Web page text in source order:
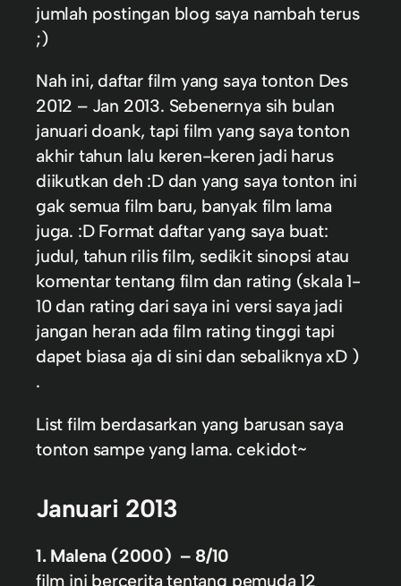
jumlah postingan blog saya nambah terus
;)
Nah ini, daftar film yang saya tonton Des
2012 – Jan 2013. Sebenernya sih bulan
januari doank, tapi film yang saya tonton
akhir tahun lalu keren-keren jadi harus
diikutkan deh :D dan yang saya tonton ini
gak semua film baru, banyak film lama
juga. :D Format daftar yang saya buat:
judul, tahun rilis film, sedikit sinopsi atau
komentar tentang film dan rating (skala 1-
10 dan rating dari saya ini versi saya jadi
jangan heran ada film rating tinggi tapi
dapet biasa aja di sini dan sebaliknya xD )
.
List film berdasarkan yang barusan saya
tonton sampe yang lama. cekidot~
Januari 2013
1. Malena (2000) – 8/10
film ini bercerita tentang pemuda 12